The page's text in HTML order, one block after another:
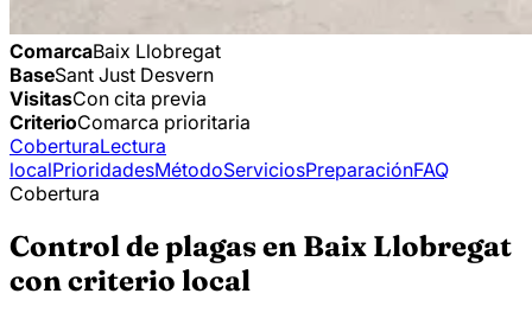
ComarcaBaix Llobregat
BaseSant Just Desvern
VisitasCon cita previa
CriterioComarca prioritaria
CoberturaLectura
localPrioridadesMétodoServiciosPreparaciónFAQ
Cobertura
Control de plagas en Baix Llobregat
con criterio local